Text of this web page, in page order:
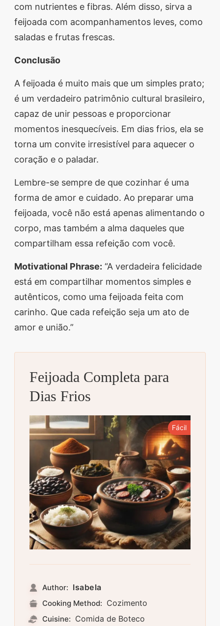
com nutrientes e fibras. Além disso, sirva a
feijoada com acompanhamentos leves, como
saladas e frutas frescas.
Conclusão
A feijoada é muito mais que um simples prato;
é um verdadeiro patrimônio cultural brasileiro,
capaz de unir pessoas e proporcionar
momentos inesquecíveis. Em dias frios, ela se
torna um convite irresistível para aquecer o
coração e o paladar.
Lembre-se sempre de que cozinhar é uma
forma de amor e cuidado. Ao preparar uma
feijoada, você não está apenas alimentando o
corpo, mas também a alma daqueles que
compartilham essa refeição com você.
Motivational Phrase: “A verdadeira felicidade
está em compartilhar momentos simples e
autênticos, como uma feijoada feita com
carinho. Que cada refeição seja um ato de
amor e união.”
Feijoada Completa para
Dias Frios
Fácil
Author: Isabela
Cooking Method: Cozimento
Cuisine: Comida de Boteco